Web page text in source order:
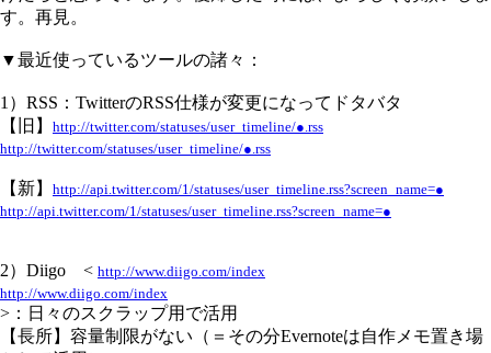
す。再見。
▼最近使っているツールの諸々：
1）RSS：TwitterのRSS仕様が変更になってドタバタ
【旧】 http://twitter.com/statuses/user_timeline/●.rss
http://twitter.com/statuses/user_timeline/●.rss
【新】 http://api.twitter.com/1/statuses/user_timeline.rss?screen_name=●
http://api.twitter.com/1/statuses/user_timeline.rss?screen_name=●
2）Diigo < http://www.diigo.com/index
http://www.diigo.com/index
>：日々のスクラップ用で活用
【長所】容量制限がない（＝その分Evernoteは自作メモ置き場